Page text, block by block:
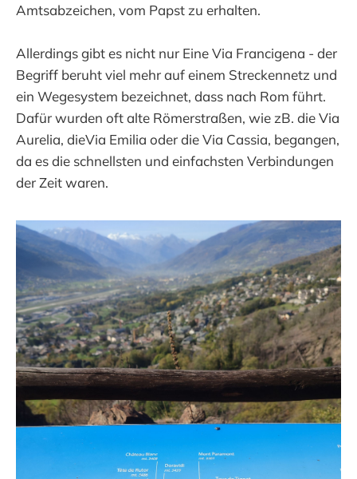
Amtsabzeichen, vom Papst zu erhalten.
Allerdings gibt es nicht nur Eine Via Francigena - der
Begriff beruht viel mehr auf einem Streckennetz und
ein Wegesystem bezeichnet, dass nach Rom führt.
Dafür wurden oft alte Römerstraßen, wie zB. die Via
Aurelia, dieVia Emilia oder die Via Cassia, begangen,
da es die schnellsten und einfachsten Verbindungen
der Zeit waren.